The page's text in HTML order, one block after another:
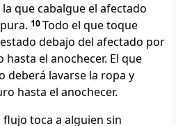
que cabalgue el afectado
10Todo el que toque
debajo del afectado por
el anochecer. El que
lavarse la ropa y
hasta el anochecer.
toca a alguien sin